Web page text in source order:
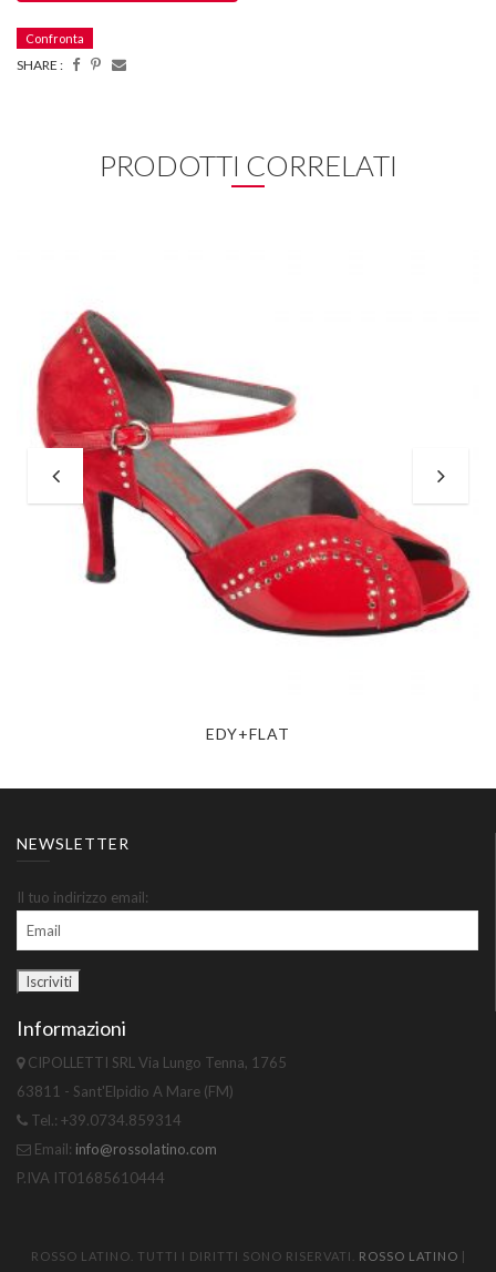
Confronta
SHARE :
PRODOTTI CORRELATI
EDY+FLAT
NEWSLETTER
Il tuo indirizzo email:
Informazioni
CIPOLLETTI SRL Via Lungo Tenna, 1765
63811 - Sant'Elpidio A Mare (FM)
Tel.: +39.0734.859314
Email: info@rossolatino.com
P.IVA IT01685610444
ROSSO LATINO. TUTTI I DIRITTI SONO RISERVATI. ROSSO LATINO